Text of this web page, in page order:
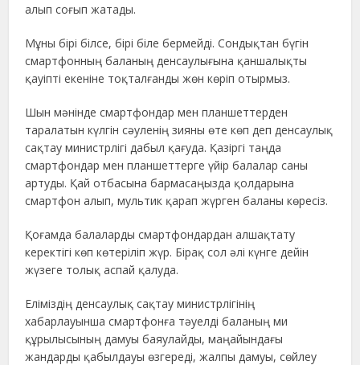
алып соғып жатады.
Мұны бірі білсе, бірі біле бермейді. Сондықтан бүгін
смартфонның баланың денсаулығына қаншалықты
қауіпті екеніне тоқталғанды жөн көріп отырмыз.
Шын мәнінде смартфондар мен планшеттерден
таралатын күлгін сәуленің зияны өте көп деп денсаулық
сақтау министрлігі дабыл қағуда. Қазіргі таңда
смартфондар мен планшеттерге үйір балалар саны
артуды. Қай отбасына бармасаңызда қолдарына
смартфон алып, мультик қарап жүрген баланы көресіз.
Қоғамда балаларды смартфондардан алшақтату
керектігі көп көтеріліп жүр. Бірақ сол әлі күнге дейін
жүзеге толық аспай қалуда.
Еліміздің денсаулық сақтау министрлігінің
хабарлауынша смартфонға тәуелді баланың ми
құрылысының дамуы баяулайды, маңайындағы
жандарды қабылдауы өзгереді, жалпы дамуы, сөйлеу